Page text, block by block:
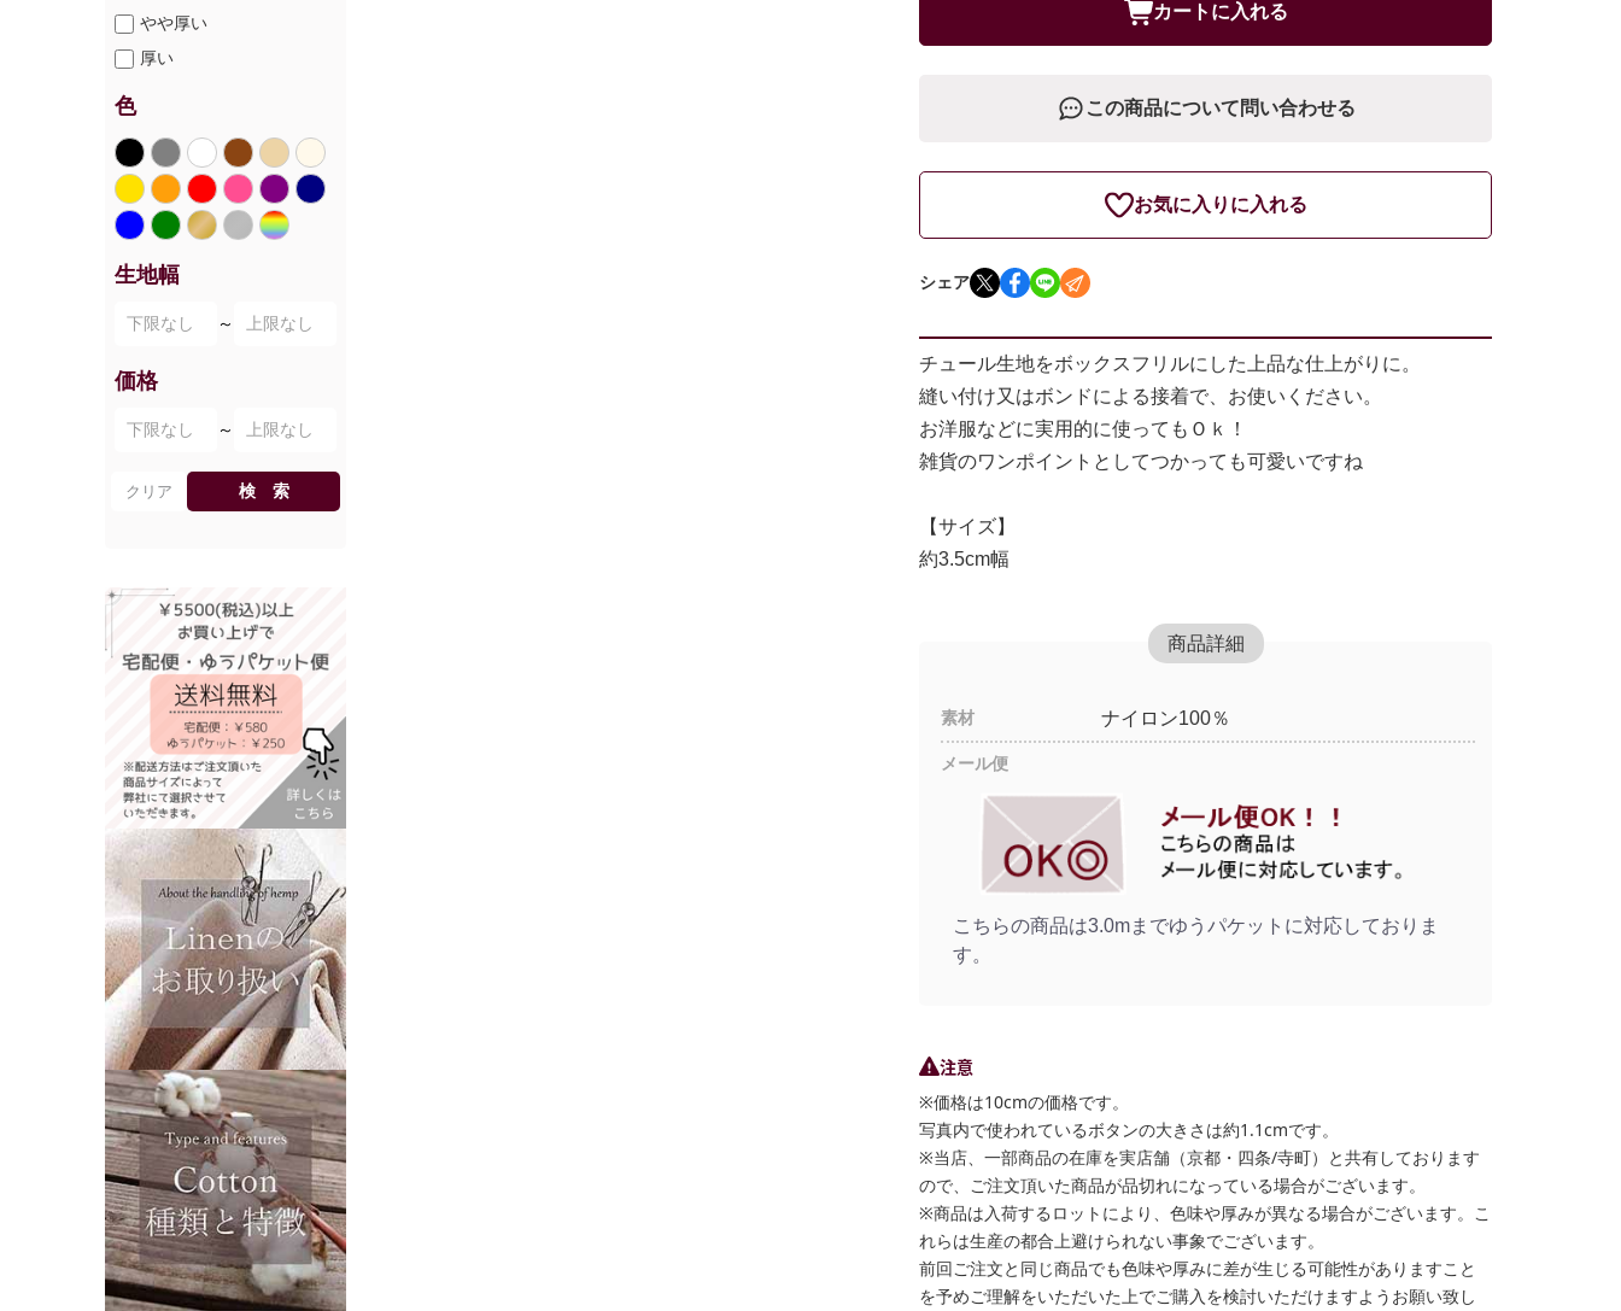
やや厚い
厚い
色
生地幅
～
価格
～
クリア 検 索
カートに入れる
この商品について問い合わせる
お気に入りに入れる
シェア
チュール生地をボックスフリルにした上品な仕上がりに。
縫い付け又はボンドによる接着で、お使いください。
お洋服などに実用的に使ってもＯｋ！
雑貨のワンポイントとしてつかっても可愛いですね
【サイズ】
約3.5cm幅
商品詳細
素材 ナイロン100％
メール便
こちらの商品は3.0mまでゆうパケットに対応しておりま
す。
注意
※価格は10cmの価格です。
写真内で使われているボタンの大きさは約1.1cmです。
※当店、一部商品の在庫を実店舗（京都・四条/寺町）と共有しております
ので、ご注文頂いた商品が品切れになっている場合がございます。
※商品は入荷するロットにより、色味や厚みが異なる場合がございます。こ
れらは生産の都合上避けられない事象でございます。
前回ご注文と同じ商品でも色味や厚みに差が生じる可能性がありますこと
を予めご理解をいただいた上でご購入を検討いただけますようお願い致し